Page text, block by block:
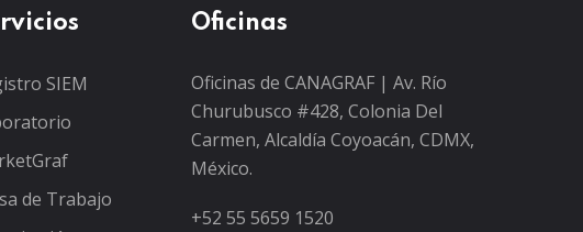
SIEM
de Trabajo
Oficinas
Oficinas de CANAGRAF | Av. Río
Churubusco #428, Colonia Del
Carmen, Alcaldía Coyoacán, CDMX,
México.
+52 55 5659 1520